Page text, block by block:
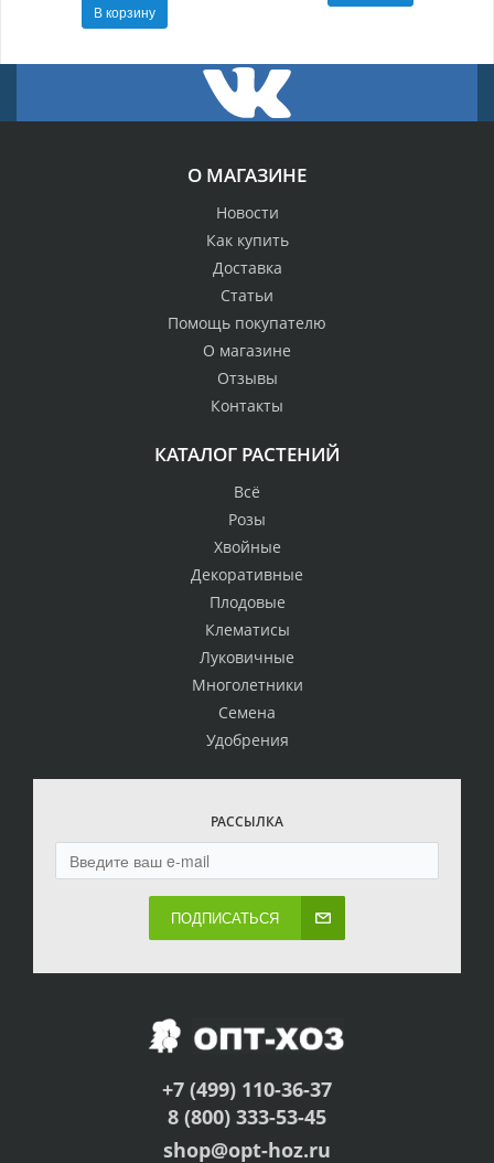
В корзину
О МАГАЗИНЕ
Новости
Как купить
Доставка
Статьи
Помощь покупателю
О магазине
Отзывы
Контакты
КАТАЛОГ РАСТЕНИЙ
Всё
Розы
Хвойные
Декоративные
Плодовые
Клематисы
Луковичные
Многолетники
Семена
Удобрения
РАССЫЛКА
ПОДПИСАТЬСЯ
+7 (499) 110-36-37
8 (800) 333-53-45
shop@opt-hoz.ru